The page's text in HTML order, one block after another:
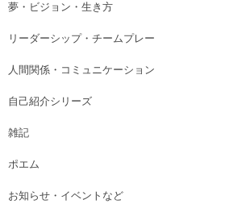
夢・ビジョン・生き方
リーダーシップ・チームプレー
人間関係・コミュニケーション
自己紹介シリーズ
雑記
ポエム
お知らせ・イベントなど